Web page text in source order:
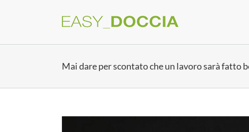
Mai dare per scontato che un lavoro sarà fatto